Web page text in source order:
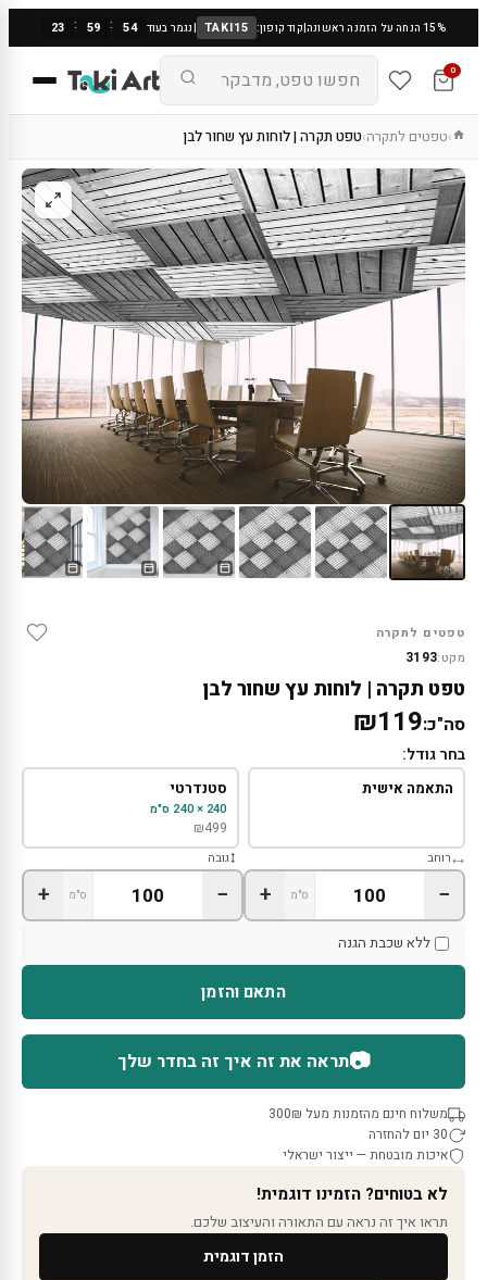
15% הנחה על הזמנה ראשונה |קוד קופון: TAKI15
|נגמר בעוד 23 : 59 : 53
0
›טפטים לתקרה›טפט תקרה | לוחות עץ שחור לבן
טפטים לתקרה
מקט:3193
טפט תקרה | לוחות עץ שחור לבן
סה"כ:₪119
בחר גודל:
התאמה אישית סטנדרטי
240 × 240 ס"מ
₪499
רוחב
− ס"מ +
גובה
− ס"מ +
ללא שכבת הגנה
התאם והזמן
📷תראה את זה איך זה בחדר שלך
משלוח חינם מהזמנות מעל 300₪
30 יום להחזרה
איכות מובטחת — ייצור ישראלי
לא בטוחים? הזמינו דוגמית!
תראו איך זה נראה עם התאורה והעיצוב שלכם.
הזמן דוגמית